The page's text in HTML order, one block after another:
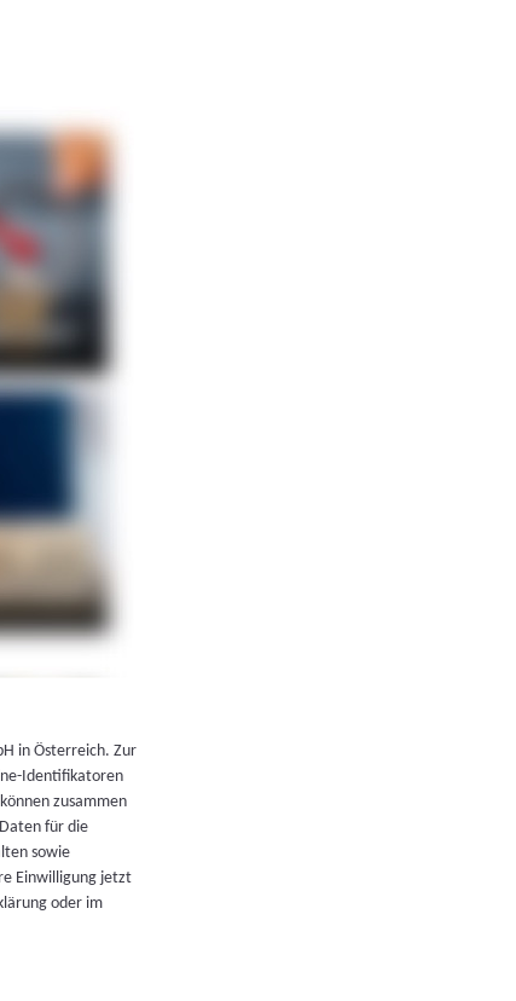
in Österreich. Zur
Identifikatoren
zusammen
für die
sowie
Einwilligung jetzt
oder im